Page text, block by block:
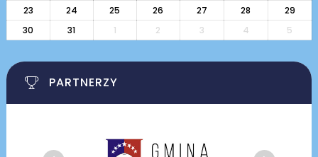
23
24 25 26 27 28
29
30
31 1 2 3 4 5
PARTNERZY